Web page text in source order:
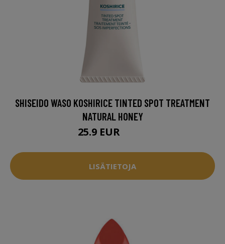
SHISEIDO WASO KOSHIRICE TINTED SPOT TREATMENT
NATURAL HONEY
25.9 EUR
LISÄTIETOJA